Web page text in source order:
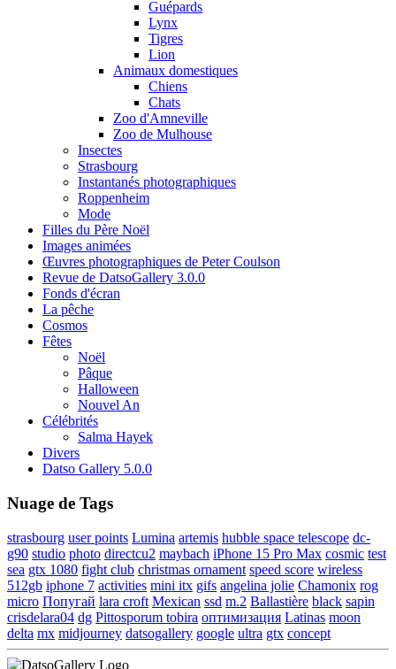
Guépards
Lynx
Tigres
Lion
Animaux domestiques
Chiens
Chats
Zoo d'Amneville
Zoo de Mulhouse
Insectes
Strasbourg
Instantanés photographiques
Roppenheim
Mode
Filles du Père Noël
Images animées
Œuvres photographiques de Peter Coulson
Revue de DatsoGallery 3.0.0
Fonds d'écran
La pêche
Cosmos
Fêtes
Noël
Pâque
Halloween
Nouvel An
Célébrités
Salma Hayek
Divers
Datso Gallery 5.0.0
Nuage de Tags
strasbourg user points Lumina artemis hubble space telescope dc-
g90 studio photo directcu2 maybach iPhone 15 Pro Max cosmic test
sea gtx 1080 fight club christmas ornament speed score wireless
512gb iphone 7 activities mini itx gifs angelina jolie Chamonix rog
micro Попугай lara croft Mexican ssd m.2 Ballastière black sapin
crisdelara04 dg Pittosporum tobira оптимизация Latinas moon
delta mx midjourney datsogallery google ultra gtx concept